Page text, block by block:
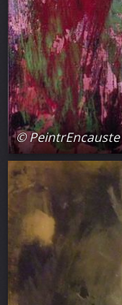
© PeintrEncauste